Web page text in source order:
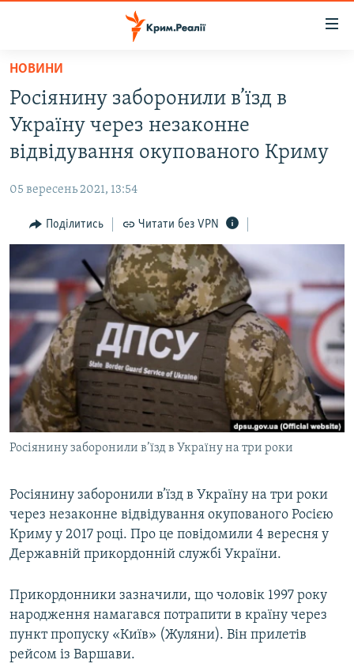
Перейти
основного
матеріалу
Перейти
до
основної
навігації
Перейти
до
пошуку
ВІДЕО ТА ФОТО
БЛОГИ
ПОГЛЯД
ІНТЕРВ'Ю
ВСЕ ЗА ДЕНЬ
СПЕЦПРОЕКТИ
ДЕПОРТАЦІЯ
ВІДЕОУРОКИ «ELIFBE»
СВІДЧЕННЯ ОКУПАЦІЇ
УКРАЇНСЬКА ПРОБЛЕМА КРИМУ
ІНФОГРАФІКА
ЯК ОБІЙТИ БЛОКУВАННЯ
Русский
Qırımtatar
ДОЛУЧАЙСЯ!
Усі сайти RFE/RL
НОВИНИ
Росіянину заборонили в’їзд в
Україну через незаконне
відвідування окупованого Криму
05 вересень 2021, 13:54
Поділитись Читати без VPN
Росіянину заборонили в’їзд в Україну на три роки
Росіянину заборонили в’їзд в Україну на три роки
через незаконне відвідування окупованого Росією
Криму у 2017 році. Про це повідомили 4 вересня у
Державній прикордонній службі України.
Прикордонники зазначили, що чоловік 1997 року
народження намагався потрапити в країну через
пункт пропуску «Київ» (Жуляни). Він прилетів
рейсом із Варшави.